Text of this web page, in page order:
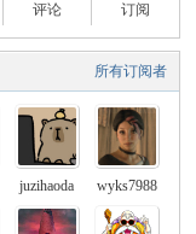
评论 订阅
所有订阅者
juzihaoda wyks7988